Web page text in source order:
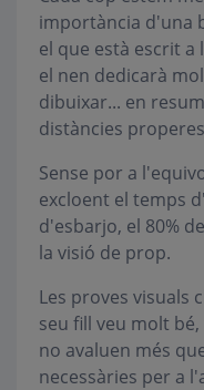
importància d'una
el que està escrit a
el nen dedicarà
dibuixar... en
distàncies properes
Sense por a
excloent el temps
d'esbarjo, el 80%
la visió de prop.
Les proves visuals
seu fill veu molt
no avaluen més
necessàries per a